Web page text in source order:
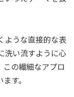
ような直接的な表
洗い流すように心
この繊細なアプロ
す。